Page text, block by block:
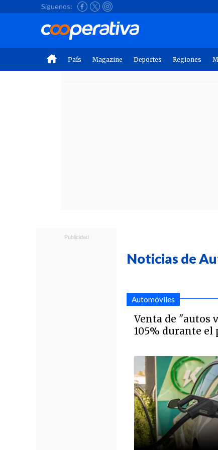
Síguenos:
País Magazine Deportes Regiones
Noticias de
Automóviles
Venta de "autos
105% durante